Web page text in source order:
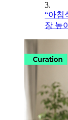
3.
“아침
장 높